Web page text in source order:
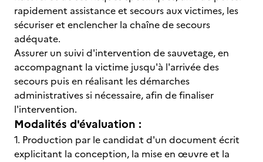
rapidement assistance et secours aux victimes, les
sécuriser et enclencher la chaîne de secours
adéquate.
Assurer un suivi d'intervention de sauvetage, en
accompagnant la victime jusqu'à l'arrivée des
secours puis en réalisant les démarches
administratives si nécessaire, afin de finaliser
l'intervention.
Modalités d'évaluation :
1. Production par le candidat d'un document écrit
explicitant la conception, la mise en œuvre et la